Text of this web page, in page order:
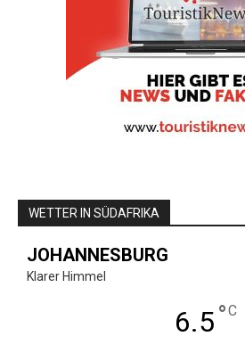
WETTER IN SÜDAFRIKA
JOHANNESBURG
Klarer Himmel
6.5°C